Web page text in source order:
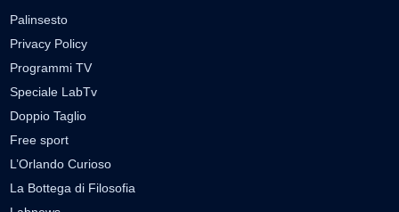
Palinsesto
Privacy Policy
Programmi TV
Speciale LabTv
Doppio Taglio
Free sport
L’Orlando Curioso
La Bottega di Filosofia